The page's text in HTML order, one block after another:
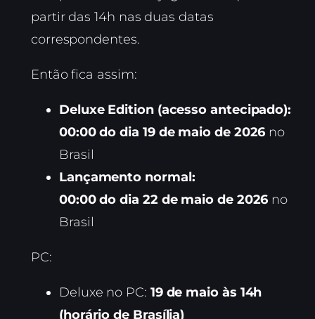
partir das 14h nas duas datas
correspondentes.
Então fica assim:
Deluxe Edition (acesso antecipado):
00:00 do dia 19 de maio de 2026 no
Brasil
Lançamento normal:
00:00 do dia 22 de maio de 2026 no
Brasil
PC:
Deluxe no PC: 19 de maio às 14h
(horário de Brasília)